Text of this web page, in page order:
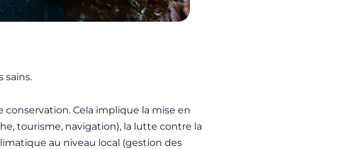
sains.
Cela implique la mise en
tourisme, navigation), la lutte contre la
au niveau local (gestion des